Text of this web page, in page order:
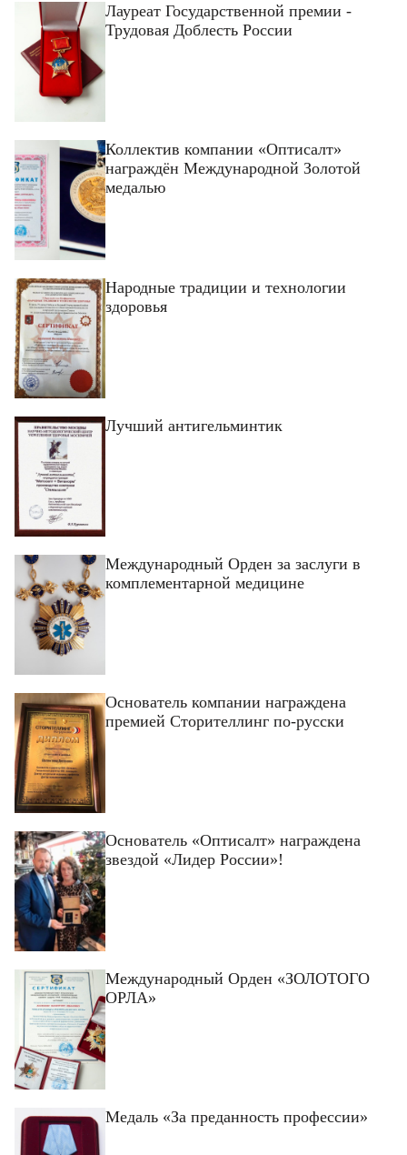
Лауреат Государственной премии -
Трудовая Доблесть России
Коллектив компании «Оптисалт»
награждён Международной Золотой
медалью
Народные традиции и технологии
здоровья
Лучший антигельминтик
Международный Орден за заслуги в
комплементарной медицине
Основатель компании награждена
премией Сторителлинг по-русски
Основатель «Оптисалт» награждена
звездой «Лидер России»!
Международный Орден «ЗОЛОТОГО
ОРЛА»
Медаль «За преданность профессии»